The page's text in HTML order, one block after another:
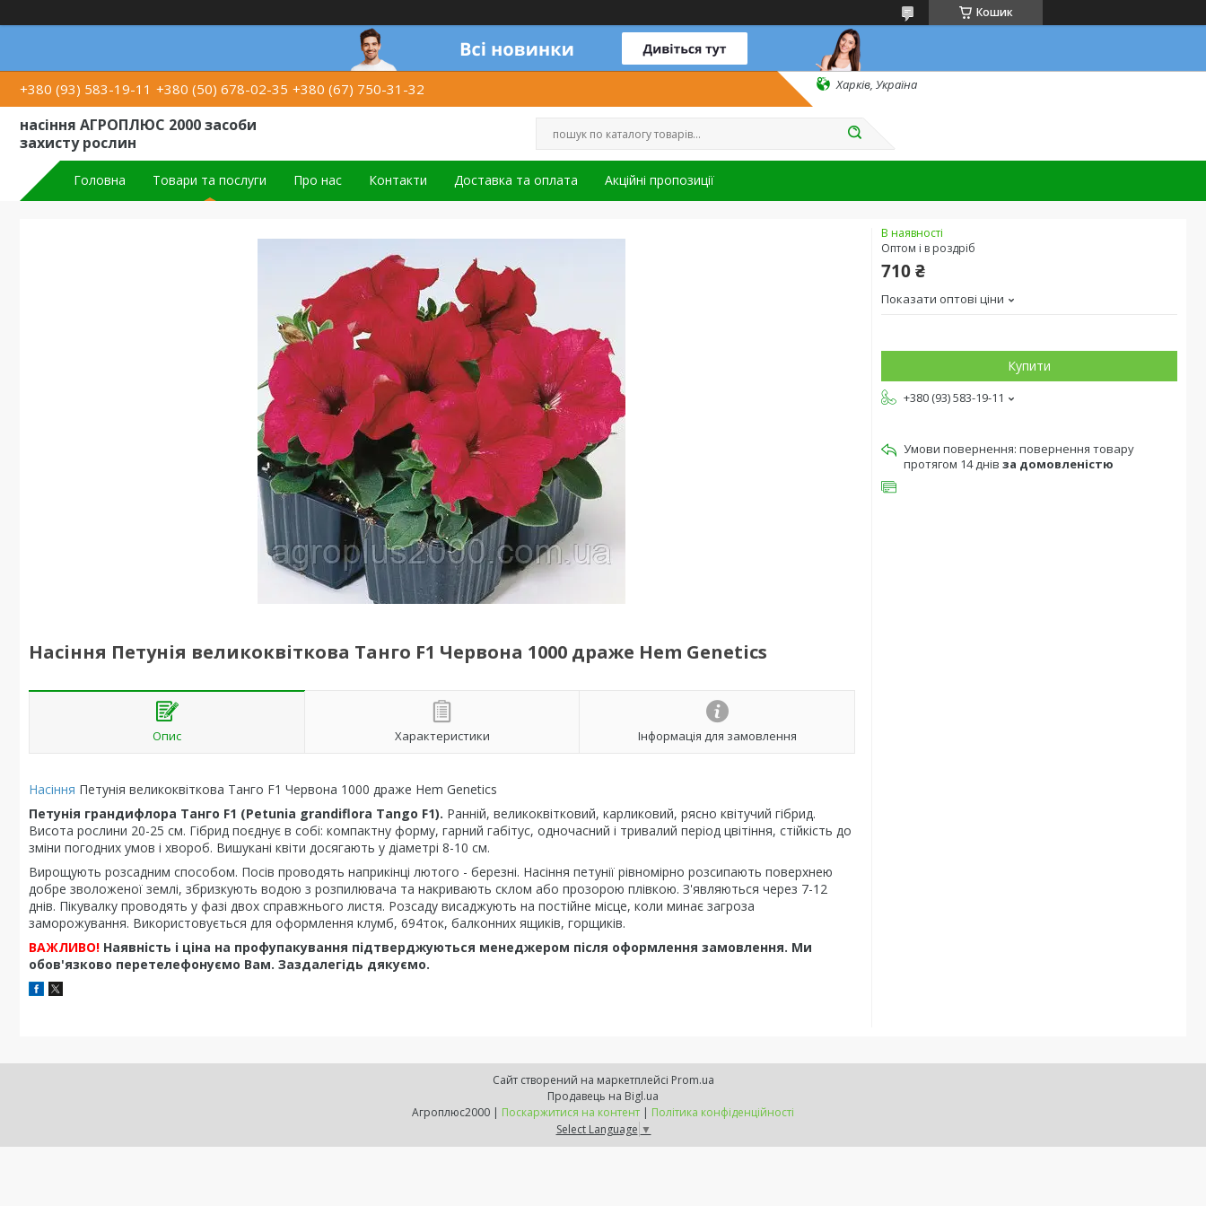
Кошик
+380 (93) 583-19-11 +380 (50) 678-02-35 +380 (67) 750-31-32 Харків, Україна
насіння АГРОПЛЮС 2000 засоби
захисту рослин
Головна Товари та послуги Про нас Контакти Доставка та оплата Акційні пропозиції
Насіння Петунія великоквіткова Танго F1 Червона 1000 драже Hem Genetics
Опис Характеристики Інформація для замовлення
Насіння Петунія великоквіткова Танго F1 Червона 1000 драже Hem Genetics
Петунія грандифлора Танго F1 (Petunia grandiflora Tango F1). Ранній, великоквітковий, карликовий, рясно квітучий гібрид.
Висота рослини 20-25 см. Гібрид поєднує в собі: компактну форму, гарний габітус, одночасний і тривалий період цвітіння, стійкість до
зміни погодних умов і хвороб. Вишукані квіти досягають у діаметрі 8-10 см.
Вирощують розсадним способом. Посів проводять наприкінці лютого - березні. Насіння петунії рівномірно розсипають поверхнею
добре зволоженої землі, збризкують водою з розпилювача та накривають склом або прозорою плівкою. З'являються через 7-12
днів. Пікувалку проводять у фазі двох справжнього листя. Розсаду висаджують на постійне місце, коли минає загроза
заморожування. Використовується для оформлення клумб, 694ток, балконних ящиків, горщиків.
ВАЖЛИВО! Наявність і ціна на профупакування підтверджуються менеджером після оформлення замовлення. Ми
обов'язково перетелефонуємо Вам. Заздалегідь дякуємо.
В наявності
Оптом і в роздріб
710 ₴
Показати оптові ціни
Купити
+380 (93) 583-19-11
повернення товару
протягом 14 днів за домовленістю
Сайт створений на маркетплейсі Prom.ua
Продавець на Bigl.ua
Агроплюс2000 | Поскаржитися на контент | Політика конфіденційності
Select Language ▼